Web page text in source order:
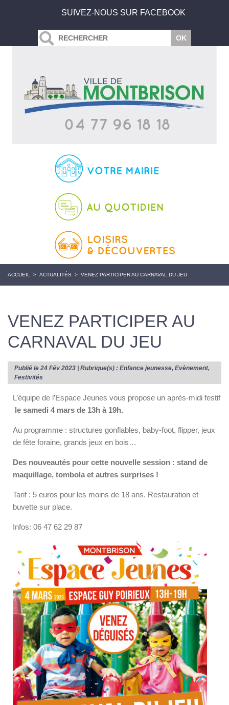
SUIVEZ-NOUS SUR FACEBOOK
ACCUEIL > ACTUALITÉS > VENEZ PARTICIPER AU CARNAVAL DU JEU
VENEZ PARTICIPER AU
CARNAVAL DU JEU
Publié le 24 Fév 2023 | Rubrique(s) : Enfance jeunesse, Evènement,
Festivités
L’équipe de l’Espace Jeunes vous propose un après-midi festif
le samedi 4 mars de 13h à 19h.
Au programme : structures gonflables, baby-foot, flipper, jeux
de fête foraine, grands jeux en bois…
Des nouveautés pour cette nouvelle session : stand de
maquillage, tombola et autres surprises !
Tarif : 5 euros pour les moins de 18 ans. Restauration et
buvette sur place.
Infos: 06 47 62 29 87